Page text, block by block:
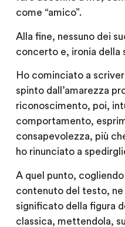
come “amico”.
Alla fine, nessuno dei
concerto e, ironia della
Ho cominciato a
spinto dall’amarezza
riconoscimento, poi,
comportamento,
consapevolezza, più
ho rinunciato a
A quel punto, cogliendo
contenuto del testo,
significato della figura
classica, mettendola,